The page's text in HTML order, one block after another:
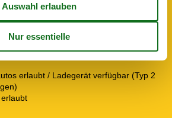
erlaubt / Ladegerät verfügbar (Typ 2